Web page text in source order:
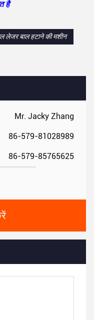
Mr. Jacky Zhang
86-579-81028989
86-579-85765625
है
लेजर बाल हटाने की मशीन